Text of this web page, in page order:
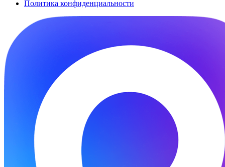
Политика конфиденциальности